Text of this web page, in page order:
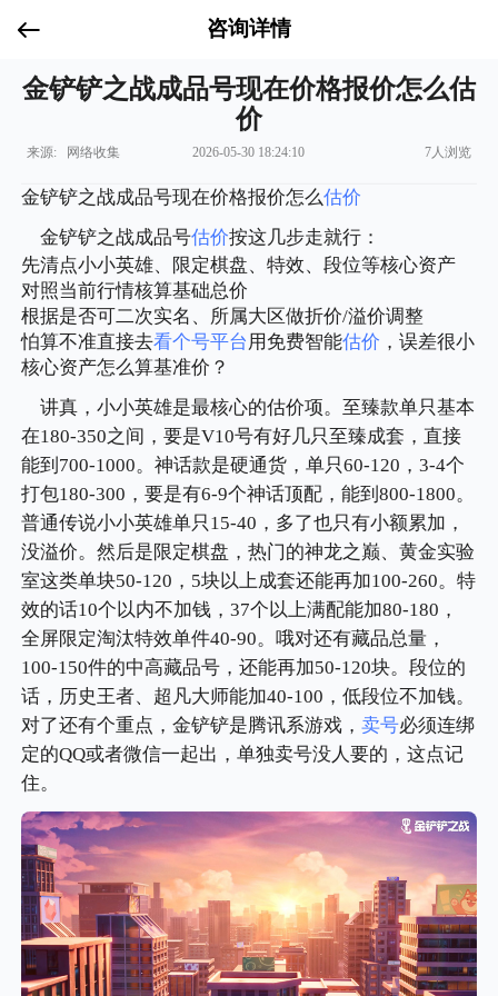
咨询详情
金铲铲之战成品号现在价格报价怎么估
价
来源: 网络收集 2026-05-30 18:24:10 7人浏览
金铲铲之战成品号现在价格报价怎么估价
金铲铲之战成品号估价按这几步走就行：
先清点小小英雄、限定棋盘、特效、段位等核心资产
对照当前行情核算基础总价
根据是否可二次实名、所属大区做折价/溢价调整
怕算不准直接去看个号平台 用免费智能估价 ，误差很小
核心资产怎么算基准价？
讲真，小小英雄是最核心的估价项。至臻款单只基本
在180-350之间，要是V10号有好几只至臻成套，直接
能到700-1000。神话款是硬通货，单只60-120，3-4个
打包180-300，要是有6-9个神话顶配，能到800-1800。
普通传说小小英雄单只15-40，多了也只有小额累加，
没溢价。然后是限定棋盘，热门的神龙之巅、黄金实验
室这类单块50-120，5块以上成套还能再加100-260。特
效的话10个以内不加钱，37个以上满配能加80-180，
全屏限定淘汰特效单件40-90。哦对还有藏品总量，
100-150件的中高藏品号，还能再加50-120块。段位的
话，历史王者、超凡大师能加40-100，低段位不加钱。
对了还有个重点，金铲铲是腾讯系游戏，卖号必须连绑
定的QQ或者微信一起出，单独卖号没人要的，这点记
住。